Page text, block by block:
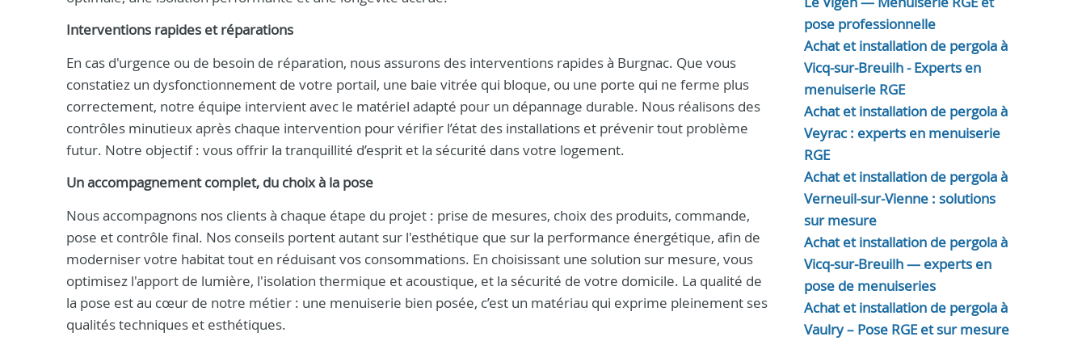
Interventions rapides et réparations
En cas d'urgence ou de besoin de réparation, nous assurons des interventions rapides à Burgnac. Que vous
constatiez un dysfonctionnement de votre portail, une baie vitrée qui bloque, ou une porte qui ne ferme plus
correctement, notre équipe intervient avec le matériel adapté pour un dépannage durable. Nous réalisons des
contrôles minutieux après chaque intervention pour vérifier l’état des installations et prévenir tout problème
futur. Notre objectif : vous offrir la tranquillité d’esprit et la sécurité dans votre logement.
Un accompagnement complet, du choix à la pose
Nous accompagnons nos clients à chaque étape du projet : prise de mesures, choix des produits, commande,
pose et contrôle final. Nos conseils portent autant sur l'esthétique que sur la performance énergétique, afin de
moderniser votre habitat tout en réduisant vos consommations. En choisissant une solution sur mesure, vous
optimisez l'apport de lumière, l'isolation thermique et acoustique, et la sécurité de votre domicile. La qualité de
la pose est au cœur de notre métier : une menuiserie bien posée, c’est un matériau qui exprime pleinement ses
qualités techniques et esthétiques.
pose professionnelle
Achat et installation de pergola à
Vicq-sur-Breuilh - Experts en
menuiserie RGE
Achat et installation de pergola à
Veyrac : experts en menuiserie
RGE
Achat et installation de pergola à
Verneuil-sur-Vienne : solutions
sur mesure
Achat et installation de pergola à
Vicq-sur-Breuilh — experts en
pose de menuiseries
Achat et installation de pergola à
Vaulry – Pose RGE et sur mesure